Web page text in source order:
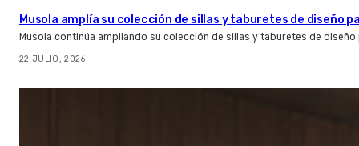
Musola amplía su colección de sillas y taburetes de diseño
Musola continúa ampliando su colección de sillas y taburetes de
22 JULIO, 2026